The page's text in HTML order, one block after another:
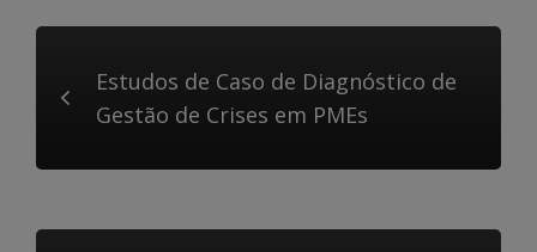
Estudos de Caso de Diagnóstico de
Gestão de Crises em PMEs